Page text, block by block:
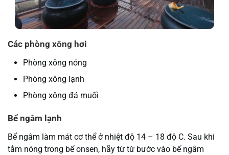
Các phòng xông hơi
Phòng xông nóng
Phòng xông lạnh
Phòng xông đá muối
Bể ngâm lạnh
Bể ngâm làm mát cơ thể ở nhiệt độ 14 – 18 độ C. Sau khi
tắm nóng trong bể onsen, hãy từ từ bước vào bể ngâm